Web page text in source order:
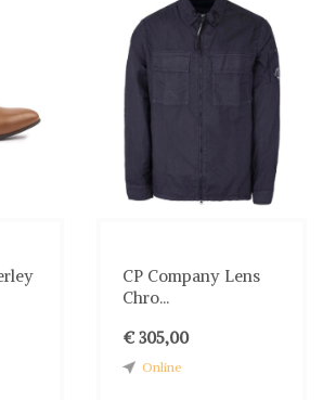
CP Company Lens
Chro...
€ 305,00
Online